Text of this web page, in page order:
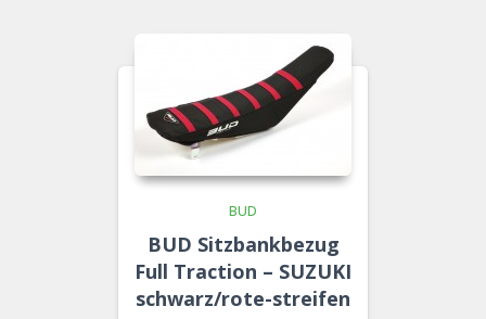
BUD
BUD Sitzbankbezug
Full Traction – SUZUKI
schwarz/rote-streifen